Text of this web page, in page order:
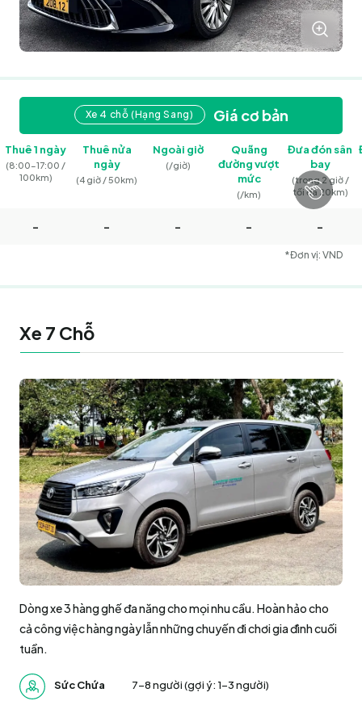
Xe 4 chỗ (Hạng Sang) Giá cơ bản
Thuê 1 ngày
(8:00–17:00 /
100km)
Thuê nửa
ngày
(4 giờ / 50km)
Ngoài giờ
(/giờ)
Quãng
đường vượt
mức
(/km)
Đưa đón sân
bay
(trong 2 giờ /
tối đa 20km)
- - - - -
*Đơn vị: VND
Xe 7 Chỗ
Dòng xe 3 hàng ghế đa năng cho mọi nhu cầu. Hoàn hảo cho
cả công việc hàng ngày lẫn những chuyến đi chơi gia đình cuối
tuần.
Sức Chứa 7-8 người (gợi ý: 1–3 người)